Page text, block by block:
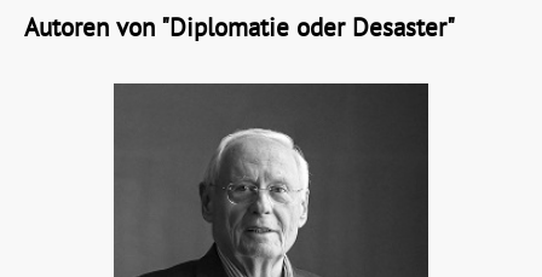
Autoren von "Diplomatie oder Desaster"